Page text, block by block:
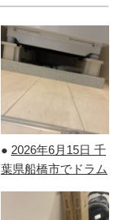
● 2026年6月15日 千
葉県船橋市でドラム
を行いました！